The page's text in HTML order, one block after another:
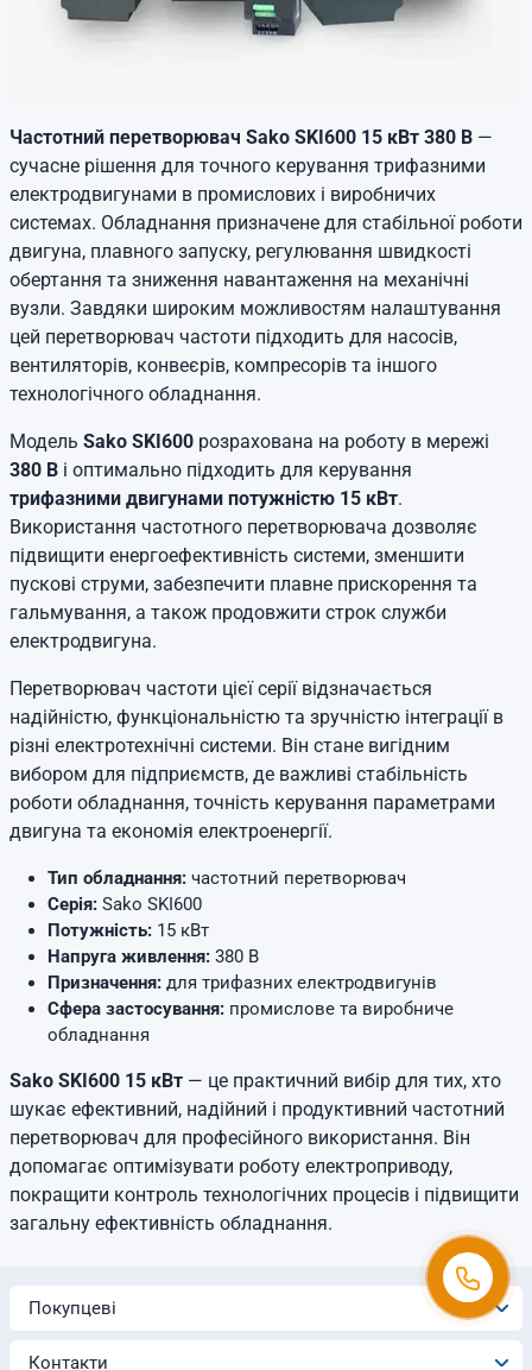
Частотний перетворювач Sako SKI600 15 кВт 380 В —
сучасне рішення для точного керування трифазними
електродвигунами в промислових і виробничих
системах. Обладнання призначене для стабільної роботи
двигуна, плавного запуску, регулювання швидкості
обертання та зниження навантаження на механічні
вузли. Завдяки широким можливостям налаштування
цей перетворювач частоти підходить для насосів,
вентиляторів, конвеєрів, компресорів та іншого
технологічного обладнання.
Модель Sako SKI600 розрахована на роботу в мережі
380 В і оптимально підходить для керування
трифазними двигунами потужністю 15 кВт.
Використання частотного перетворювача дозволяє
підвищити енергоефективність системи, зменшити
пускові струми, забезпечити плавне прискорення та
гальмування, а також продовжити строк служби
електродвигуна.
Перетворювач частоти цієї серії відзначається
надійністю, функціональністю та зручністю інтеграції в
різні електротехнічні системи. Він стане вигідним
вибором для підприємств, де важливі стабільність
роботи обладнання, точність керування параметрами
двигуна та економія електроенергії.
Тип обладнання: частотний перетворювач
Серія: Sako SKI600
Потужність: 15 кВт
Напруга живлення: 380 В
Призначення: для трифазних електродвигунів
Сфера застосування: промислове та виробниче
обладнання
Sako SKI600 15 кВт — це практичний вибір для тих, хто
шукає ефективний, надійний і продуктивний частотний
перетворювач для професійного використання. Він
допомагає оптимізувати роботу електроприводу,
покращити контроль технологічних процесів і підвищити
загальну ефективність обладнання.
Покупцеві
Контакти